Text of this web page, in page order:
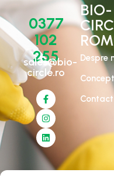
0377
102
255
sales@bio-
circle.ro
BIO-
Despre
Concept
Contact